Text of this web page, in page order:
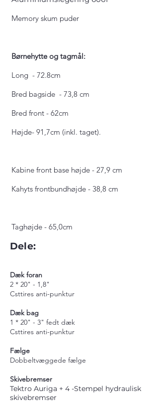
Memory skum puder
Børnehytte og tagmål:
Long - 72.8cm
Bred bagside - 73,8 cm
Bred front - 62cm
Højde- 91,7cm (inkl. taget).
Kabine front base højde - 27,9 cm
Kahyts frontbundhøjde - 38,8 cm
Taghøjde - 65,0cm
Dele:
Dæk foran
2 * 20" - 1,8"
Csttires anti-punktur
Dæk bag
1 * 20" - 3" fedt dæk
Csttires anti-punktur
Fælge
Dobbeltvæggede fælge
Skivebremser
Tektro Auriga + 4 -Stempel hydraulisk
skivebremser